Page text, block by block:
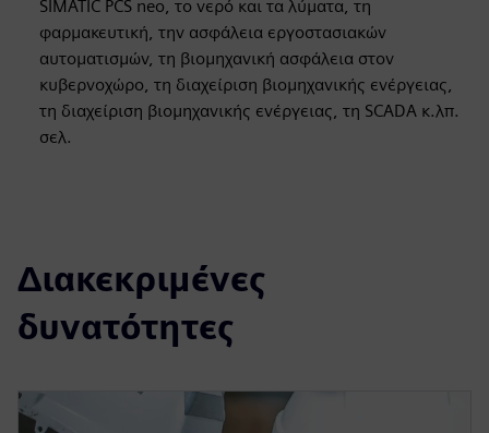
SIMATIC PCS neo, το νερό και τα λύματα, τη
φαρμακευτική, την ασφάλεια εργοστασιακών
αυτοματισμών, τη βιομηχανική ασφάλεια στον
κυβερνοχώρο, τη διαχείριση βιομηχανικής ενέργειας,
τη διαχείριση βιομηχανικής ενέργειας, τη SCADA κ.λπ.
σελ.
Διακεκριμένες
δυνατότητες